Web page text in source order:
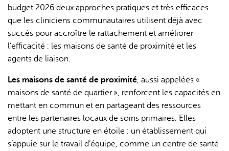
budget 2026 deux approches pratiques et très efficaces
que les cliniciens communautaires utilisent déjà avec
succès pour accroître le rattachement et améliorer
l’efficacité : les maisons de santé de proximité et les
agents de liaison.
Les maisons de santé de proximité, aussi appelées «
maisons de santé de quartier », renforcent les capacités en
mettant en commun et en partageant des ressources
entre les partenaires locaux de soins primaires. Elles
adoptent une structure en étoile : un établissement qui
s’appuie sur le travail d’équipe, comme un centre de santé